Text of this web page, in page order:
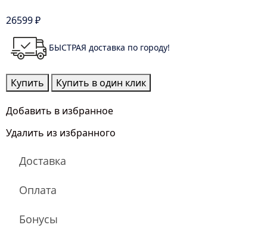
26599₽
БЫСТРАЯ доставка по городу!
Количество
товара
101
Персиковая
Купить Купить в один клик
Добавить в избранное
Удалить из избранного
Доставка
Оплата
Бонусы